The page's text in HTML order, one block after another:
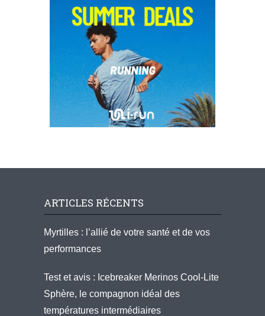
ARTICLES RÉCENTS
Myrtilles : l’allié de votre santé et de vos
performances
Test et avis : Icebreaker Merinos Cool-Lite
Sphère, le compagnon idéal des
températures intermédiaires